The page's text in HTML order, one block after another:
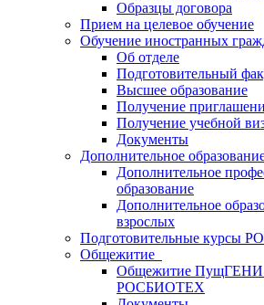
Образцы договора
Прием на целевое обучение
Обучение иностранных
Об отделе
Подготовительный
Высшее образование
Получение
Получение учебной
Документы
Дополнительное
Дополнительное
образование
Дополнительное
взрослых
Подготовительные курсы
Общежитие
Общежитие ПущГЕНИ
РОСБИОТЕХ